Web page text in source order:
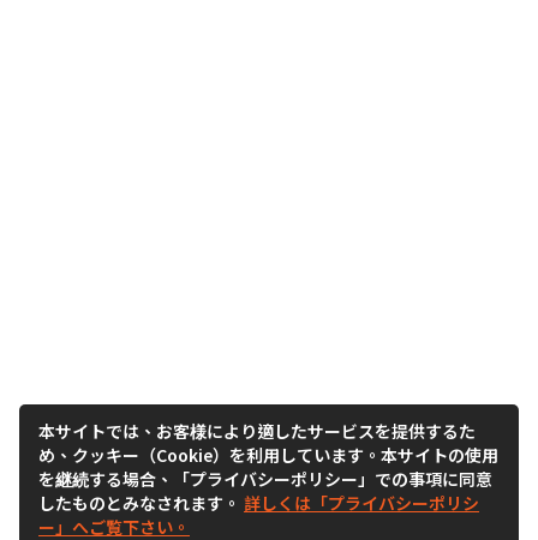
本サイトでは、お客様により適したサービスを提供するた
め、クッキー（Cookie）を利用しています。本サイトの使用
を継続する場合、「プライバシーポリシー」での事項に同意
したものとみなされます。 詳しくは「プライバシーポリシ
ー」へご覧下さい。